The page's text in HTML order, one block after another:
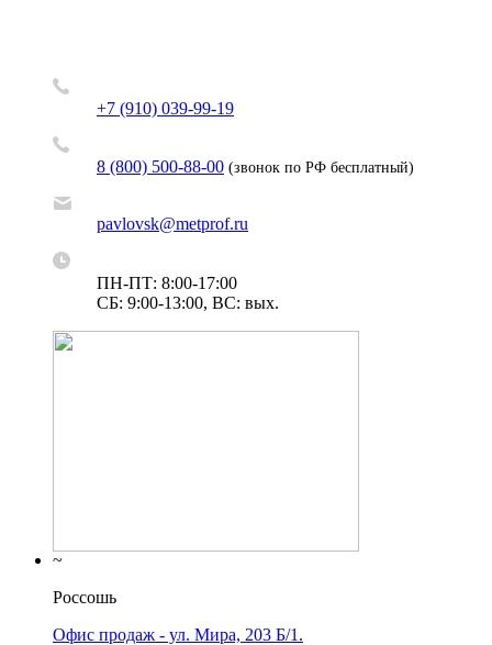
+7 (910) 039-99-19
8 (800) 500-88-00 (звонок по РФ бесплатный)
pavlovsk@metprof.ru
ПН-ПТ: 8:00-17:00
СБ: 9:00-13:00, ВС: вых.
~
Россошь
Офис продаж - ул. Мира, 203 Б/1.